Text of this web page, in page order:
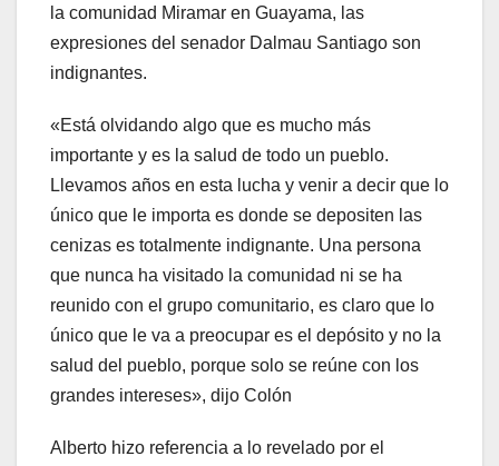
la comunidad Miramar en Guayama, las
expresiones del senador Dalmau Santiago son
indignantes.
«Está olvidando algo que es mucho más
importante y es la salud de todo un pueblo.
Llevamos años en esta lucha y venir a decir que lo
único que le importa es donde se depositen las
cenizas es totalmente indignante. Una persona
que nunca ha visitado la comunidad ni se ha
reunido con el grupo comunitario, es claro que lo
único que le va a preocupar es el depósito y no la
salud del pueblo, porque solo se reúne con los
grandes intereses», dijo Colón
Alberto hizo referencia a lo revelado por el